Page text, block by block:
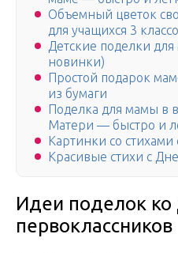
Объемный цветок
для учащихся 3
Детские поделки
новинки)
Простой подарок
из бумаги
Поделка для мамы в
Матери — быстро и
Картинки со
Красивые стихи с
Идеи поделок
первоклассников